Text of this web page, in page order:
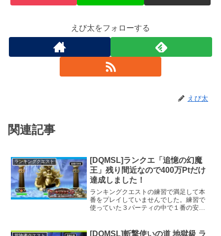
えび太をフォローする
えび太
関連記事
ランキングクエスト
[DQMSL]ランクエ「追憶の幻魔
王」残り間近なので400万Ptだけ
達成しました！
ランキングクエストの練習で満足して本
番をプレイしていませんでした。練習で
使っていた３パーティの中で１番の安定
成できていない方がいらっしゃいました
[DQMSL]斬撃使いの道 地獄級 ラ